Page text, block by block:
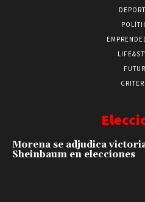
Morena se adjudica
Sheinbaum en elecciones